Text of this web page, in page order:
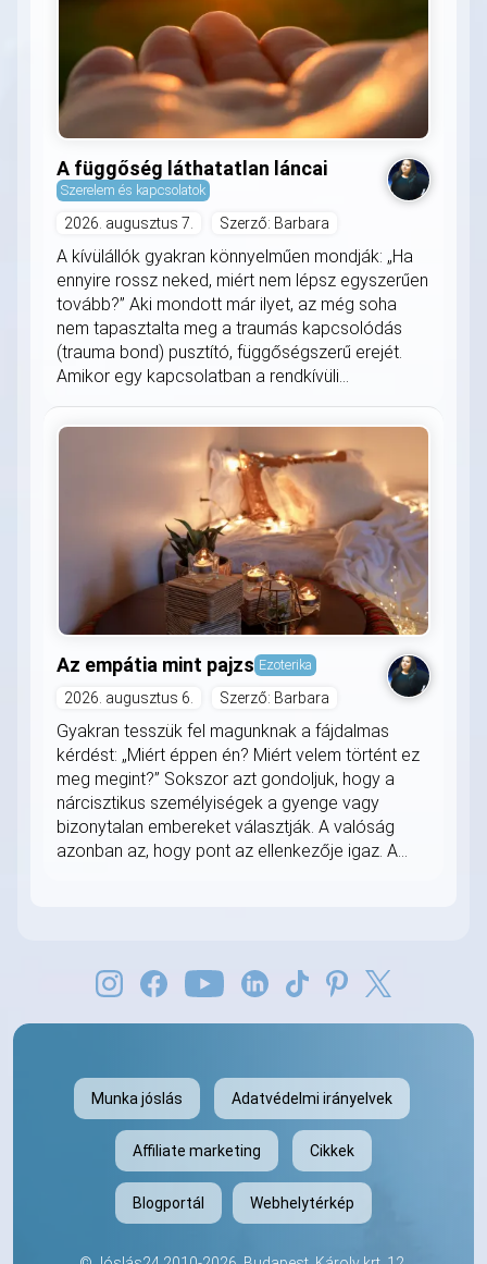
A függőség láthatatlan láncai
Szerelem és kapcsolatok
2026. augusztus 7. Szerző: Barbara
A kívülállók gyakran könnyelműen mondják: „Ha
ennyire rossz neked, miért nem lépsz egyszerűen
tovább?” Aki mondott már ilyet, az még soha
nem tapasztalta meg a traumás kapcsolódás
(trauma bond) pusztító, függőségszerű erejét.
Amikor egy kapcsolatban a rendkívüli...
Az empátia mint pajzs Ezoterika
2026. augusztus 6. Szerző: Barbara
Gyakran tesszük fel magunknak a fájdalmas
kérdést: „Miért éppen én? Miért velem történt ez
meg megint?” Sokszor azt gondoljuk, hogy a
nárcisztikus személyiségek a gyenge vagy
bizonytalan embereket választják. A valóság
azonban az, hogy pont az ellenkezője igaz. A...
Munka jóslás Adatvédelmi irányelvek
Affiliate marketing Cikkek
Blogportál Webhelytérkép